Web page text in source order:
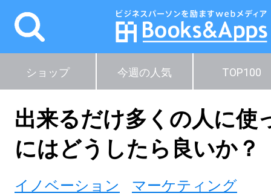
ショップ 今週の人気 TOP100
出来るだけ多くの人に使
にはどうしたら良いか？
イノベーション
マーケティング